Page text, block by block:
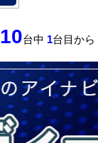
10台中 1台目から